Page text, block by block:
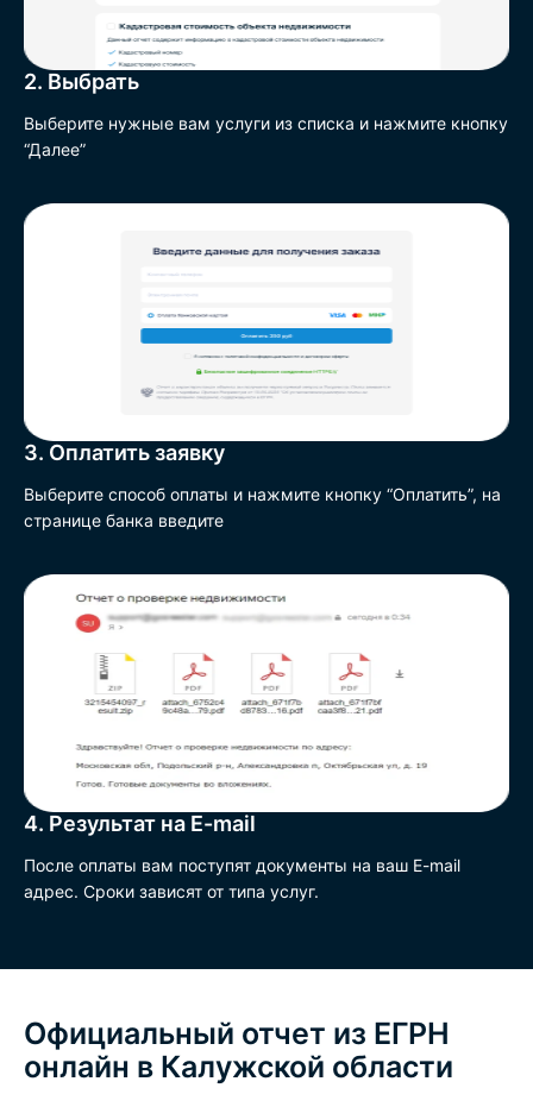
2. Выбрать
Выберите нужные вам услуги из списка и нажмите кнопку
“Далее”
3. Оплатить заявку
Выберите способ оплаты и нажмите кнопку “Оплатить”, на
странице банка введите
4. Результат на E-mail
После оплаты вам поступят документы на ваш E-mail
адрес. Сроки зависят от типа услуг.
Официальный отчет из ЕГРН
онлайн в Калужской области